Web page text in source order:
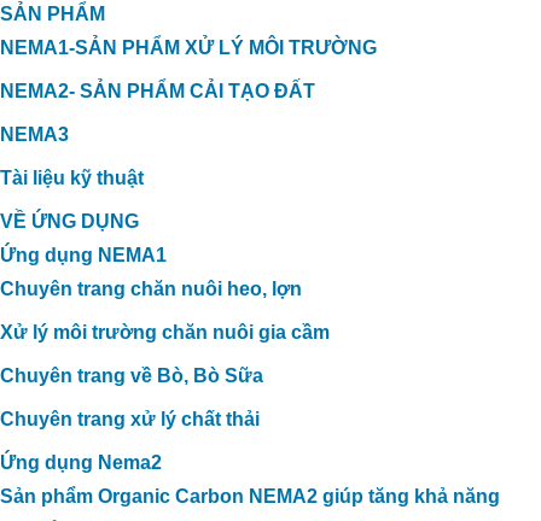
TRONG XỬ LÝ MÙI HÔI TRANG TRẠI
VỊT TẠI THẠNH HÓA, LONG AN
SẢN PHẨM
NEMA1-SẢN PHẨM XỬ LÝ MÔI TRƯỜNG
NEMA2- SẢN PHẨM CẢI TẠO ĐẤT
NEMA3
Tài liệu kỹ thuật
VỀ ỨNG DỤNG
Ứng dụng NEMA1
Chuyên trang chăn nuôi heo, lợn
Xử lý môi trường chăn nuôi gia cầm
Chuyên trang về Bò, Bò Sữa
Chuyên trang xử lý chất thải
Ứng dụng Nema2
Sản phẩm Organic Carbon NEMA2 giúp tăng khả năng